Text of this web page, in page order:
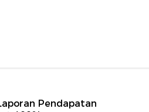
Pendapatan